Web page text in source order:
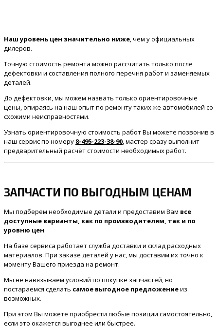
Наш уровень цен значительно ниже , чем у официальных
дилеров.
Точную стоимость ремонта можно рассчитать только после
дефектовки и составления полного перечня работ и заменяемых
деталей.
До дефектовки, мы можем назвать только ориентировочные
цены, опираясь на наш опыт по ремонту таких же автомобилей со
схожими неисправностями.
Узнать ориентировочную стоимость работ Вы можете позвонив в
наш сервис по номеру 8-495-223-38-90 , мастер сразу выполнит
предварительный расчёт стоимости необходимых работ.
ЗАПЧАСТИ ПО ВЫГОДНЫМ ЦЕНАМ
Мы подберем необходимые детали и предоставим Вам все
доступные варианты, как по производителям, так и по
уровню цен.
На базе сервиса работает служба доставки и склад расходных
материалов. При заказе деталей у нас, мы доставим их точно к
моменту Вашего приезда на ремонт.
Мы не навязываем условий по покупке запчастей, но
постараемся сделать самое выгодное предложениеиз
возможных.
При этом Вы можете приобрести любые позиции самостоятельно,
если это окажется выгоднее или быстрее.